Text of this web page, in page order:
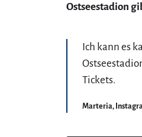
Ostseestadion
Ich kann es
Tickets.
Marteria,